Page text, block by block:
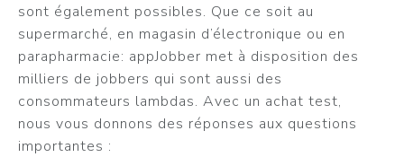
sont également possibles. Que ce soit au
supermarché, en magasin d’électronique ou en
parapharmacie: appJobber met à disposition des
milliers de jobbers qui sont aussi des
consommateurs lambdas. Avec un achat test,
nous vous donnons des réponses aux questions
importantes :